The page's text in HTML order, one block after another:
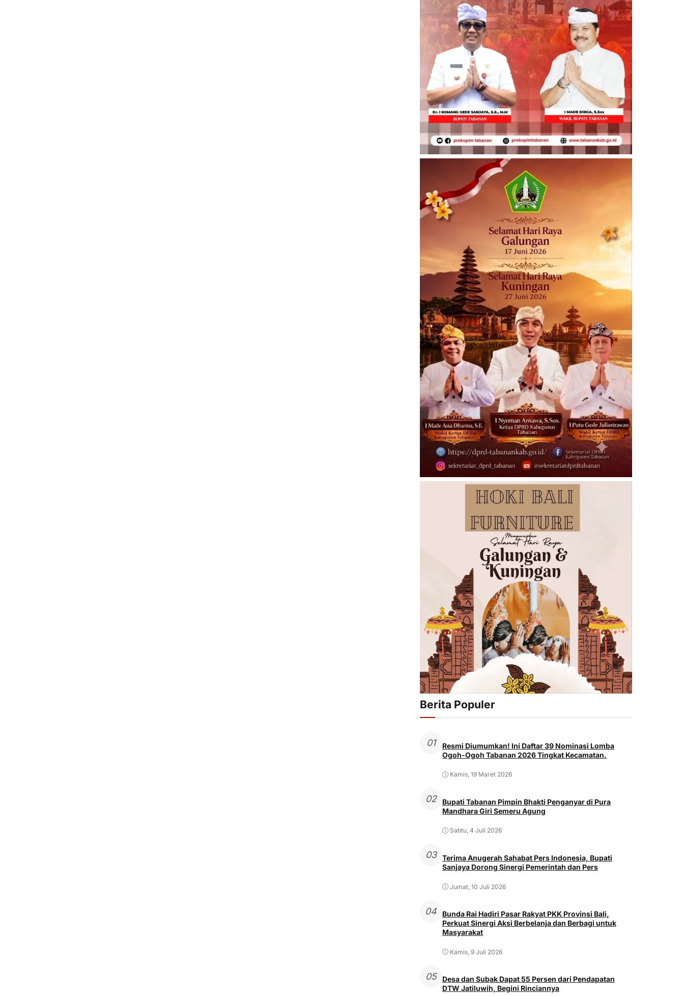
Berita Populer
01
Resmi Diumumkan! Ini Daftar 39 Nominasi Lomba
Ogoh-Ogoh Tabanan 2026 Tingkat Kecamatan.
Kamis, 19 Maret 2026
02
Bupati Tabanan Pimpin Bhakti Penganyar di Pura
Mandhara Giri Semeru Agung
Sabtu, 4 Juli 2026
03
Terima Anugerah Sahabat Pers Indonesia, Bupati
Sanjaya Dorong Sinergi Pemerintah dan Pers
Jumat, 10 Juli 2026
04
Bunda Rai Hadiri Pasar Rakyat PKK Provinsi Bali,
Perkuat Sinergi Aksi Berbelanja dan Berbagi untuk
Masyarakat
Kamis, 9 Juli 2026
05
Desa dan Subak Dapat 55 Persen dari Pendapatan
DTW Jatiluwih, Begini Rinciannya